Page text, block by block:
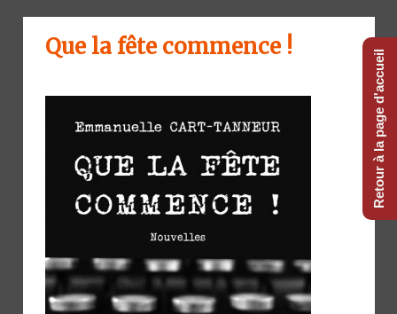
Que la fête commence !
Retour à la page d'accueil